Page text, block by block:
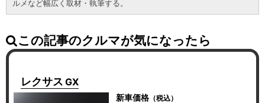
ルメなど幅広く取材・執筆する。
この記事のクルマが気になったら
レクサス GX
新車価格（税込）